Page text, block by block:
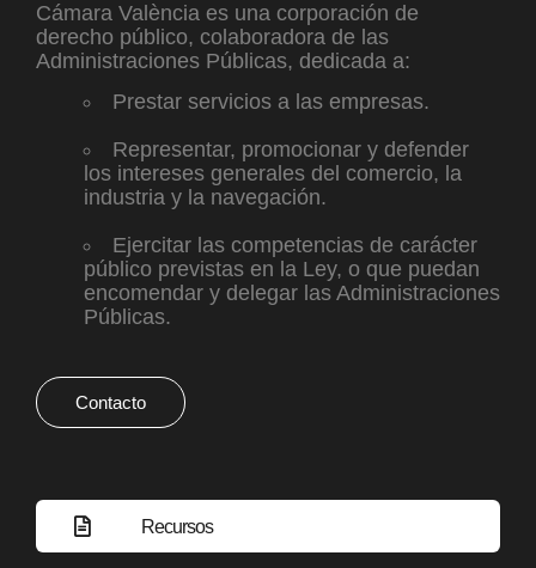
Cámara València es una corporación de
derecho público, colaboradora de las
Administraciones Públicas, dedicada a:
Prestar servicios a las empresas.
Representar, promocionar y defender
los intereses generales del comercio, la
industria y la navegación.
Ejercitar las competencias de carácter
público previstas en la Ley, o que puedan
encomendar y delegar las Administraciones
Públicas.
Contacto
Recursos